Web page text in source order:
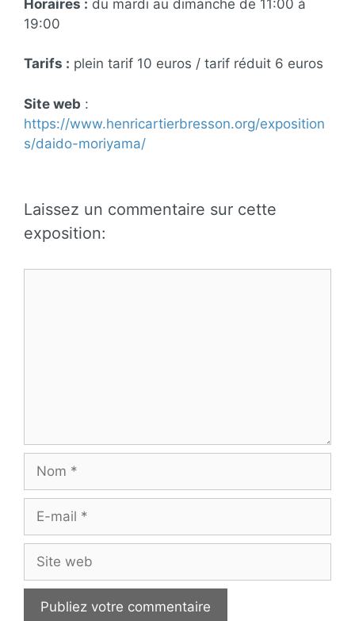
Horaires : du mardi au dimanche de 11:00 à
19:00
Tarifs : plein tarif 10 euros / tarif réduit 6 euros
Site web :
https://www.henricartierbresson.org/exposition
s/daido-moriyama/
Laissez un commentaire sur cette
exposition:
Nom
Site
web